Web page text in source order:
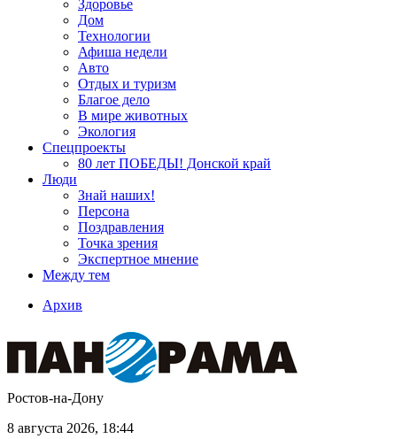
Здоровье
Дом
Технологии
Афиша недели
Авто
Отдых и туризм
Благое дело
В мире животных
Экология
Спецпроекты
80 лет ПОБЕДЫ! Донской край
Люди
Знай наших!
Персона
Поздравления
Точка зрения
Экспертное мнение
Между тем
Архив
Ростов-на-Дону
8 августа 2026, 18:44